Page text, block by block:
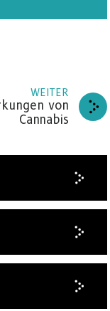
WEITER
von
Cannabis